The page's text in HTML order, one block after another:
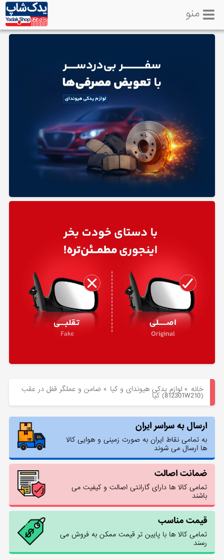
لوازم
منو
خانه »لوازم یدکی هیوندای و کیا »ضامن و عملگر قفل در عقب
(812301W210) کیا
ارسال به سراسر ایران
به تمامی نقاط ایران به صورت زمینی و هوایی کالا
ها ارسال می شوند
ضمانت اصالت
تمامی کالا ها دارای گارانتی اصالت و کیفیت می
باشند
قیمت مناسب
تمامی کالا ها با پایین تر قیمت ممکن به فروش می
رسند